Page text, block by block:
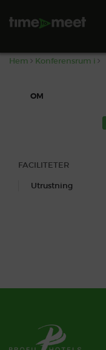
Hem Konferensrum i
OM
FACILITETER
Utrustning